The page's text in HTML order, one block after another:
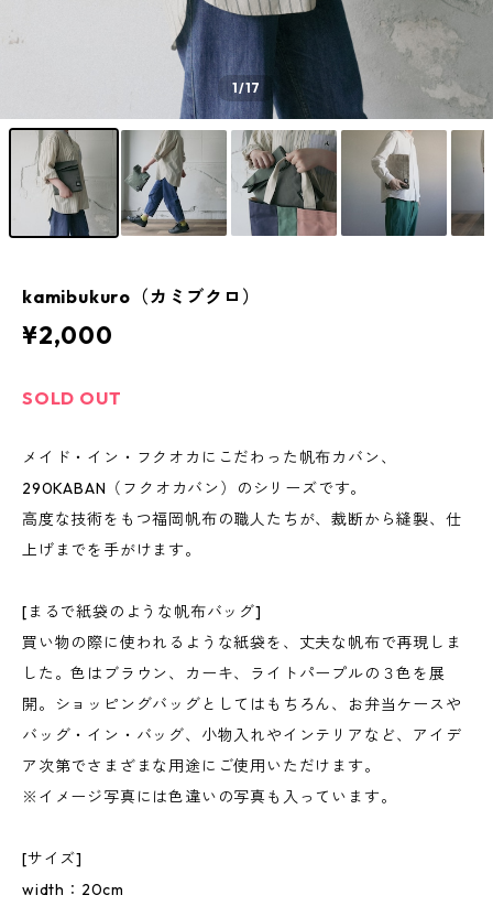
1/17
kamibukuro（カミブクロ）
¥2,000
SOLD OUT
メイド・イン・フクオカにこだわった帆布カバン、
290KABAN（フクオカバン）のシリーズです。
高度な技術をもつ福岡帆布の職人たちが、裁断から縫製、仕
上げまでを手がけます。
[まるで紙袋のような帆布バッグ]
買い物の際に使われるような紙袋を、丈夫な帆布で再現しま
した。色はブラウン、カーキ、ライトパープルの３色を展
開。ショッピングバッグとしてはもちろん、お弁当ケースや
バッグ・イン・バッグ、小物入れやインテリアなど、アイデ
ア次第でさまざまな用途にご使用いただけます。
※イメージ写真には色違いの写真も入っています。
[サイズ]
width：20cm